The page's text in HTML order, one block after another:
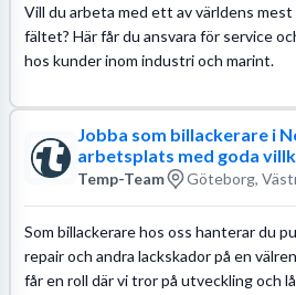
Vill du arbeta med ett av världens
fältet? Här får du ansvara för service
hos kunder inom industri och marint.
Jobba som billackerare i
arbetsplats med goda
Temp-Team Göteborg,
Som billackerare hos oss hanterar du
repair och andra lackskador på en
får en roll där vi tror på utveckling och